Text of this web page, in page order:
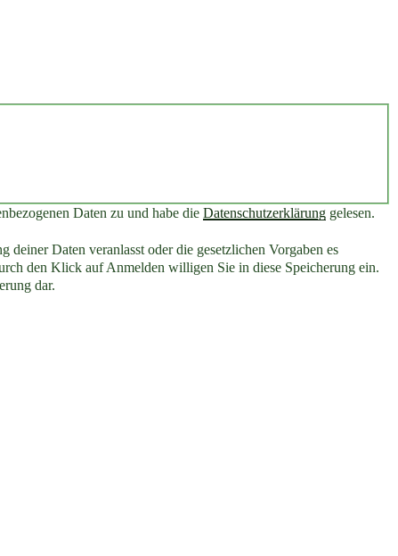
Daten zu und habe die Datenschutzerklärung gelesen.
Daten veranlasst oder die gesetzlichen Vorgaben es
den Klick auf Anmelden willigen Sie in diese Speicherung ein.
dar.